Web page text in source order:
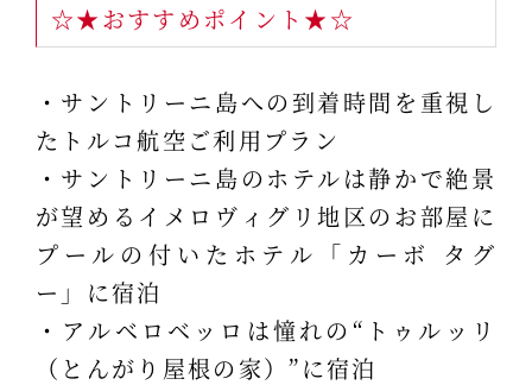
☆★おすすめポイント★☆
・サントリーニ島への到着時間を重視し
たトルコ航空ご利用プラン
・サントリーニ島のホテルは静かで絶景
が望めるイメロヴィグリ地区のお部屋に
プールの付いたホテル「カーボ タグ
ー」に宿泊
・アルベロベッロは憧れの“トゥルッリ
（とんがり屋根の家）”に宿泊